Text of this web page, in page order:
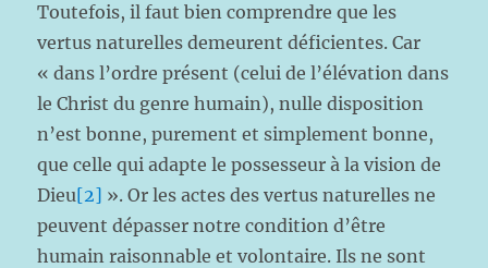
Toutefois, il faut bien comprendre que les
vertus naturelles demeurent déficientes. Car
« dans l’ordre présent (celui de l’élévation dans
le Christ du genre humain), nulle disposition
n’est bonne, purement et simplement bonne,
que celle qui adapte le possesseur à la vision de
Dieu[2] ». Or les actes des vertus naturelles ne
peuvent dépasser notre condition d’être
humain raisonnable et volontaire. Ils ne sont